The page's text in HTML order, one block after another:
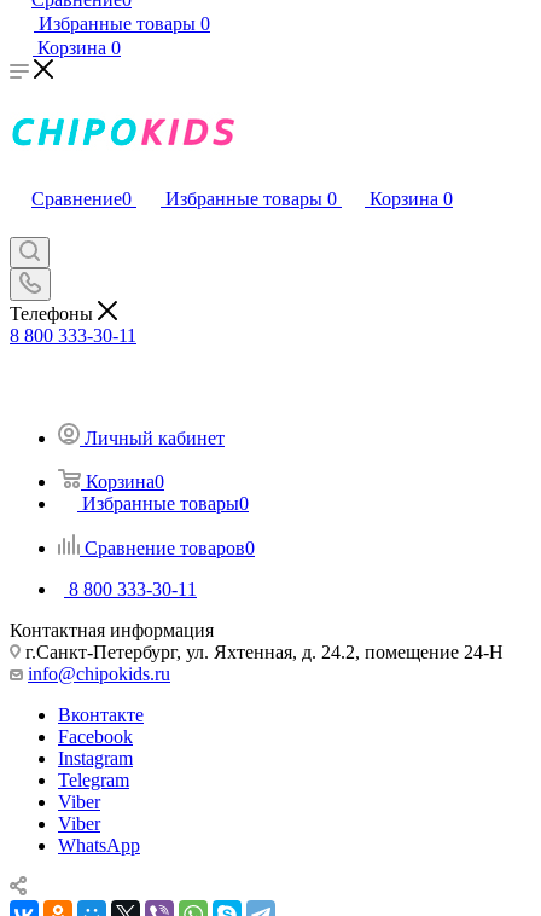
Избранные товары 0
Корзина 0
Сравнение0 Избранные товары 0 Корзина 0
Телефоны
8 800 333-30-11
Личный кабинет
Корзина0
Избранные товары0
Сравнение товаров0
8 800 333-30-11
Контактная информация
г.Санкт-Петербург, ул. Яхтенная, д. 24.2, помещение 24-Н
info@chipokids.ru
Вконтакте
Facebook
Instagram
Telegram
Viber
Viber
WhatsApp